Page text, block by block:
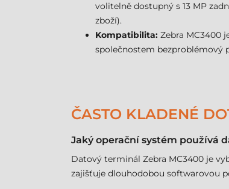
volitelně dostupný s 13 MP
zboží).
Kompatibilita: Zebra MC3400
společnostem bezproblémový
ČASTO KLADENÉ
Jaký operační systém používá
Datový terminál Zebra MC3400 je
zajišťuje dlouhodobou softwarovou